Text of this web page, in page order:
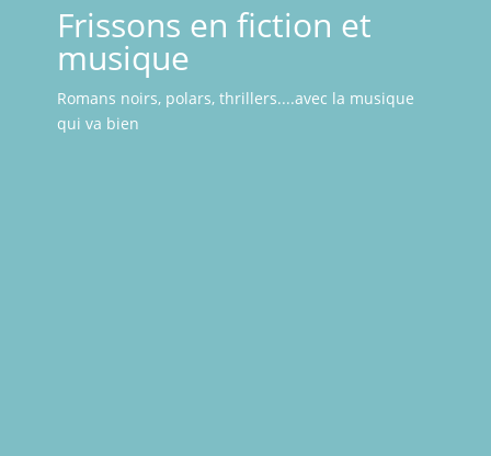
Frissons en fiction et
musique
Romans noirs, polars, thrillers....avec la musique
qui va bien